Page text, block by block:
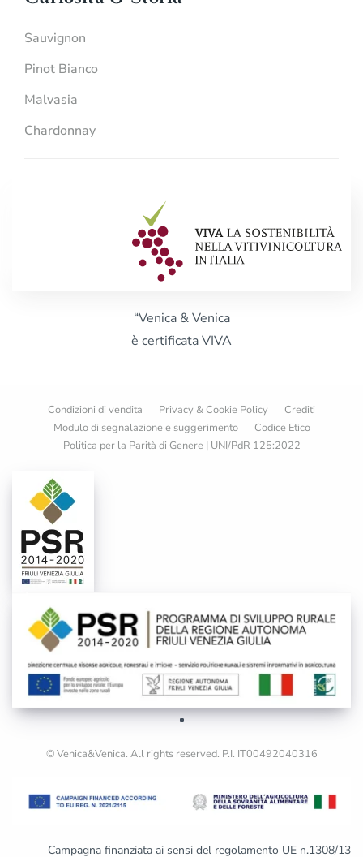
Sauvignon
Pinot Bianco
Malvasia
Chardonnay
“Venica & Venica
è certificata VIVA
Condizioni di vendita Privacy & Cookie Policy
Crediti
Modulo di segnalazione e suggerimento
Codice Etico
Politica per la Parità di Genere | UNI/PdR 125:2022
© Venica&Venica. All rights reserved. P.I. IT00492040316
Campagna finanziata ai sensi del regolamento UE n.1308/13